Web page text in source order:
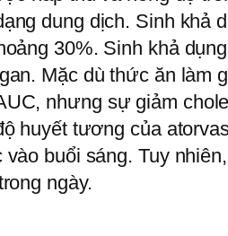
dung dịch. Sinh khả
30%. Sinh khả
Mặc dù thức ăn làm
nhưng sự giảm
huyết tương của
vào buổi sáng. Tuy
ngày.